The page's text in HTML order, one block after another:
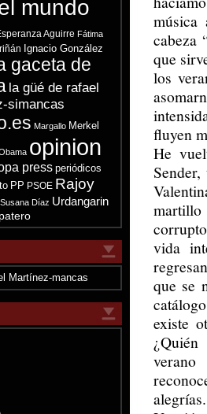
mundo
Aguirre Fátima
Ignacio González
gaceta de
la güé de rafael
simancas
Margallo Merkel
opinion
press periódicos
PP PSOE Rajoy
Susana Díaz Urdangarin
Martínez-mancas
cabeza
que
los
fluyen
He
vida
que se
existe
alegrías.